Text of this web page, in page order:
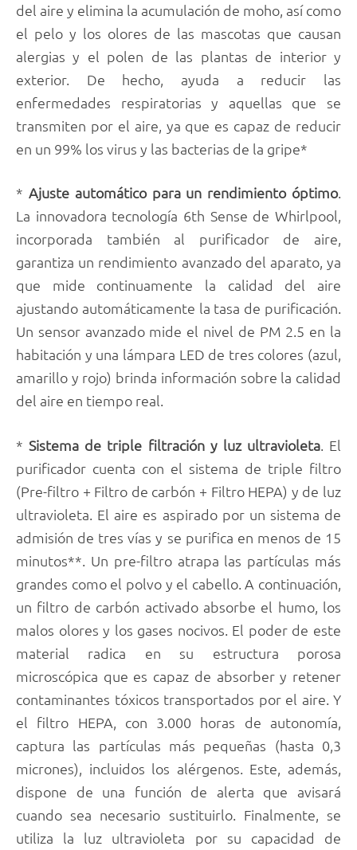
del aire y elimina la acumulación de moho, así como
el pelo y los olores de las mascotas que causan
alergias y el polen de las plantas de interior y
exterior. De hecho, ayuda a reducir las
enfermedades respiratorias y aquellas que se
transmiten por el aire, ya que es capaz de reducir
en un 99% los virus y las bacterias de la gripe*
* Ajuste automático para un rendimiento óptimo.
La innovadora tecnología 6th Sense de Whirlpool,
incorporada también al purificador de aire,
garantiza un rendimiento avanzado del aparato, ya
que mide continuamente la calidad del aire
ajustando automáticamente la tasa de purificación.
Un sensor avanzado mide el nivel de PM 2.5 en la
habitación y una lámpara LED de tres colores (azul,
amarillo y rojo) brinda información sobre la calidad
del aire en tiempo real.
*Sistema de triple filtración y luz ultravioleta. El
purificador cuenta con el sistema de triple filtro
(Pre-filtro + Filtro de carbón + Filtro HEPA) y de luz
ultravioleta. El aire es aspirado por un sistema de
admisión de tres vías y se purifica en menos de 15
minutos**. Un pre-filtro atrapa las partículas más
grandes como el polvo y el cabello. A continuación,
un filtro de carbón activado absorbe el humo, los
malos olores y los gases nocivos. El poder de este
material radica en su estructura porosa
microscópica que es capaz de absorber y retener
contaminantes tóxicos transportados por el aire. Y
el filtro HEPA, con 3.000 horas de autonomía,
captura las partículas más pequeñas (hasta 0,3
micrones), incluidos los alérgenos. Este, además,
dispone de una función de alerta que avisará
cuando sea necesario sustituirlo. Finalmente, se
utiliza la luz ultravioleta por su capacidad de